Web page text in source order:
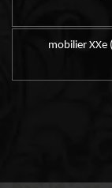
mobilier XXe